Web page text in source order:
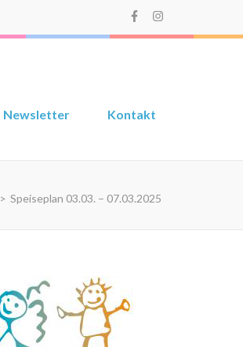
Newsletter Kontakt
> Speiseplan 03.03. – 07.03.2025